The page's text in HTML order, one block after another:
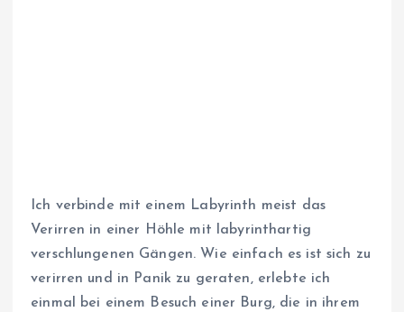
Ich verbinde mit einem Labyrinth meist das
Verirren in einer Höhle mit labyrinthartig
verschlungenen Gängen. Wie einfach es ist sich zu
verirren und in Panik zu geraten, erlebte ich
einmal bei einem Besuch einer Burg, die in ihrem